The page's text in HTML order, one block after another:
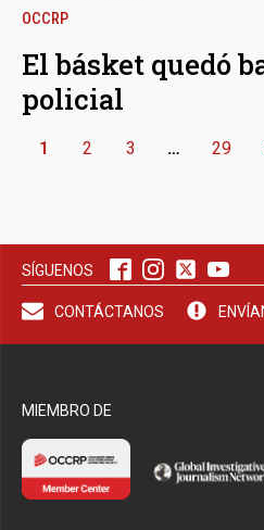
OCCRP
El básket quedó
policial
1 2 3 … 29
SÍGUENOS
CONTÁCTANOS
MIEMBRO DE